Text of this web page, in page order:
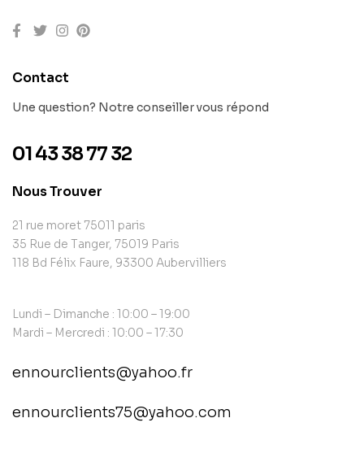
Contact
Une question? Notre conseiller vous répond
01 43 38 77 32
Nous Trouver
21 rue moret 75011 paris
35 Rue de Tanger, 75019 Paris
118 Bd Félix Faure, 93300 Aubervilliers
Lundi – Dimanche : 10:00 – 19:00
Mardi – Mercredi : 10:00 – 17:30
ennourclients@yahoo.fr
ennourclients75@yahoo.com